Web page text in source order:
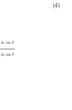
de sin θ
de sin θ
(4)